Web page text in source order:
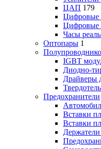
ЦАП 179
Цифровые
Цифровые
Часы
Оптопары 1
IGBT
Диодно-
Драйверы
Предохранители
Вставки
Вставки